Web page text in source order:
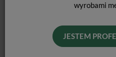
wyrobami
JESTEM